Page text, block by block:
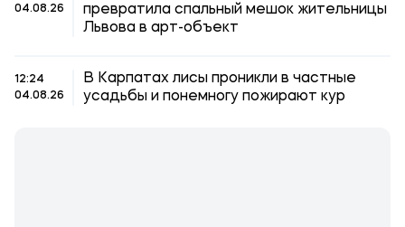
04.08.26
превратила спальный мешок жительницы
Львова в арт-объект
12:24
04.08.26
В Карпатах лисы проникли в частные
усадьбы и понемногу пожирают кур